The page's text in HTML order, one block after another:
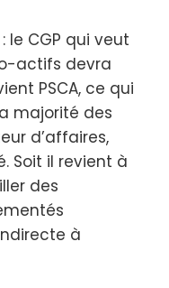
le CGP qui veut
actifs devra
PSCA, ce qui
majorité des
d’affaires,
Soit il revient à
des
à